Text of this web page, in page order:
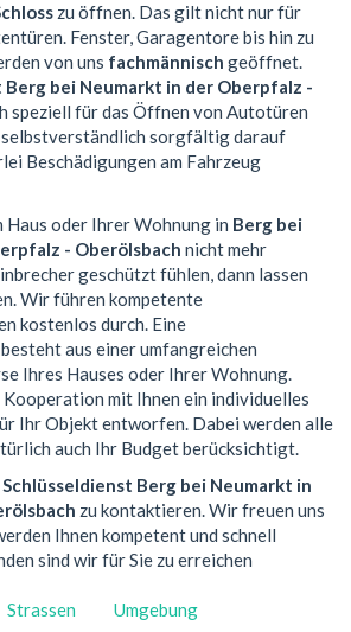
zu öffnen. Das gilt nicht nur für
Fenster, Garagentore bis hin zu
von uns fachmännisch geöffnet.
Berg bei Neumarkt in der Oberpfalz -
speziell für das Öffnen von Autotüren
sorgfältig darauf
Beschädigungen am Fahrzeug
Haus oder Ihrer Wohnung in Berg bei
- Oberölsbach nicht mehr
geschützt fühlen, dann lassen
Wir führen kompetente
kostenlos durch. Eine
aus einer umfangreichen
Ihres Hauses oder Ihrer Wohnung.
mit Ihnen ein individuelles
Ihr Objekt entworfen. Dabei werden alle
auch Ihr Budget berücksichtigt.
Schlüsseldienst Berg bei Neumarkt in
zu kontaktieren. Wir freuen uns
Ihnen kompetent und schnell
sind wir für Sie zu erreichen
Strassen Umgebung